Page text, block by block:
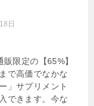
日
限定の【65%】
で高価でなかな
」サプリメント
できます。今な